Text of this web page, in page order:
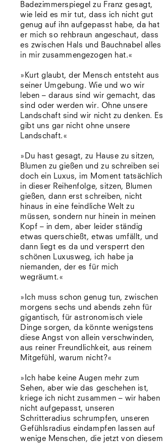
Badezimmerspiegel zu Franz gesagt,
wie leid es mir tut, dass ich nicht gut
genug auf ihn aufgepasst habe, da hat
er mich so rehbraun angeschaut, dass
es zwischen Hals und Bauchnabel alles
in mir zusammengezogen hat.«
»Kurt glaubt, der Mensch entsteht aus
seiner Umgebung. Wie und wo wir
leben – daraus sind wir gemacht, das
sind oder werden wir. Ohne unsere
Landschaft sind wir nicht zu denken. Es
gibt uns gar nicht ohne unsere
Landschaft.«
»Du hast gesagt, zu Hause zu sitzen,
Blumen zu gießen und zu schreiben sei
doch ein Luxus, im Moment tatsächlich
in dieser Reihenfolge, sitzen, Blumen
gießen, dann erst schreiben, nicht
hinaus in eine feindliche Welt zu
müssen, sondern nur hinein in meinen
Kopf – in dem, aber leider ständig
etwas querschießt, etwas umfällt, und
dann liegt es da und versperrt den
schönen Luxusweg, ich habe ja
niemanden, der es für mich
wegräumt.«
»Ich muss schon genug tun, zwischen
morgens sechs und abends zehn für
gigantisch, für astronomisch viele
Dinge sorgen, da könnte wenigstens
diese Angst von allein verschwinden,
aus reiner Freundlichkeit, aus reinem
Mitgefühl, warum nicht?«
»Ich habe keine Augen mehr zum
Sehen, aber wie das geschehen ist,
kriege ich nicht zusammen – wir haben
nicht aufgepasst, unseren
Schritteradius schrumpfen, unseren
Gefühlsradius eindampfen lassen auf
wenige Menschen, die jetzt von diesem